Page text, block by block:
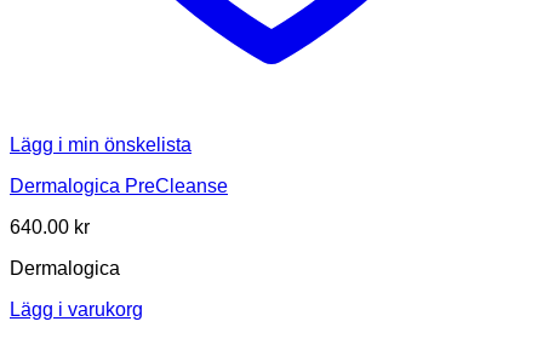
Lägg i min önskelista
Dermalogica PreCleanse
640.00 kr
Dermalogica
Lägg i varukorg